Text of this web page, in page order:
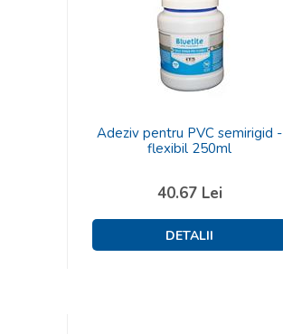
Adeziv pentru PVC semirigid -
flexibil 250ml
40.67Lei